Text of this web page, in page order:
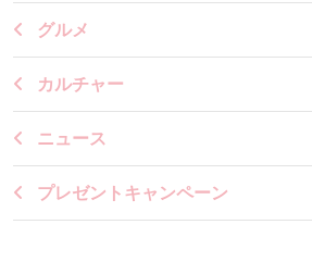
グルメ
カルチャー
ニュース
プレゼントキャンペーン